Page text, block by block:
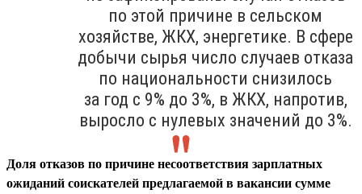
по этой причине в сельском
хозяйстве, ЖКХ, энергетике. В сфере
добычи сырья число случаев отказа
по национальности снизилось
за год с 9% до 3%, в ЖКХ, напротив,
выросло с нулевых значений до 3%.
Доля отказов по причине несоответствия зарплатных
ожиданий соискателей предлагаемой в вакансии сумме